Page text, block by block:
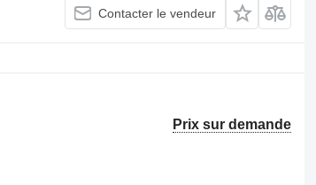
Contacter le vendeur
Prix sur demande